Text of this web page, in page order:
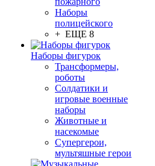
Наборы
полицейского
+ ЕЩЕ 8
Наборы фигурок
Трансформеры,
роботы
Солдатики и
игровые военные
наборы
Животные и
насекомые
Супергерои,
мультяшные герои